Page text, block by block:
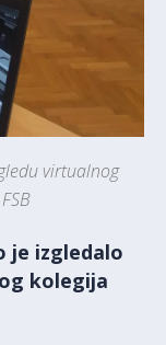
virtualnog
je izgledalo
kolegija